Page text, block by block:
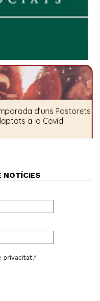
NOTÍCIES
privacitat.*